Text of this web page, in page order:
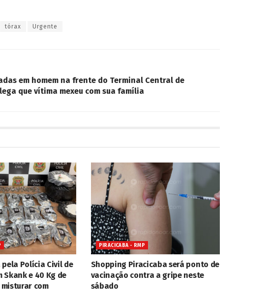
tórax Urgente
em homem na frente do Terminal Central de
que vítima mexeu com sua família
pela Polícia Civil de
Skank e 40 Kg de
com
PIRACICABA - RMP
Shopping Piracicaba será ponto de
vacinação contra a gripe neste
sábado